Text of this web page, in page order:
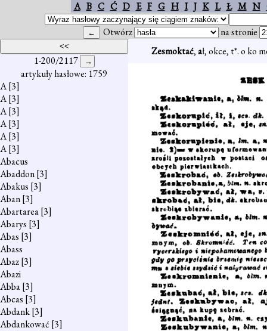
A B C Ć D E F G H I J K L Ł M N
Otwórz na stronie
1-200/2117
artykuły hasłowe: 1759
A[3]
A[3]
A[3]
A[3]
A[3]
A[3]
Abacus
Abaddon[3]
Abakus [3]
Aban[3]
Abartarea[3]
Abarys [3]
Abas [3]
Abass
Abaz[3]
Abazi
Abba[3]
Abcas [3]
Abdank[3]
Abdankować [3]
Zesmoktać,ał, okce, t*. o ko